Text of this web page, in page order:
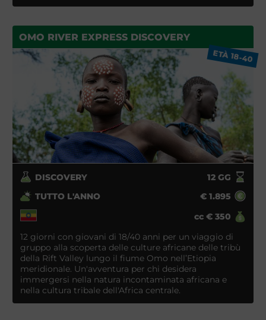
OMO RIVER EXPRESS DISCOVERY
ETÀ 18-40
DISCOVERY 12GG
TUTTO L'ANNO
€ 1.895
cc € 350
12 giorni con giovani di 18/40 anni per un viaggio di
gruppo alla scoperta delle culture africane delle tribù
della Rift Valley lungo il fiume Omo nell’Etiopia
meridionale. Un'avventura per chi desidera
immergersi nella natura incontaminata africana e
nella cultura tribale dell'Africa centrale.